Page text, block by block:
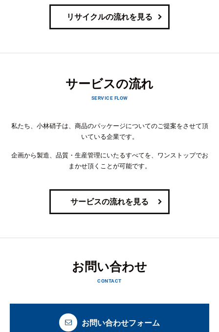
リサイクルの流れを見る
サービスの流れ
SERVICE FLOW
私たち、小林硝子は、商品のパッケージについてのご提案をさせて頂
いている企業です。
企画から製造、品質・生産管理にいたるすべてを、ワンストップでお
まかせ頂くことが可能です。
サービスの流れを見る
お問い合わせ
CONTACT
お問い合わせフォーム